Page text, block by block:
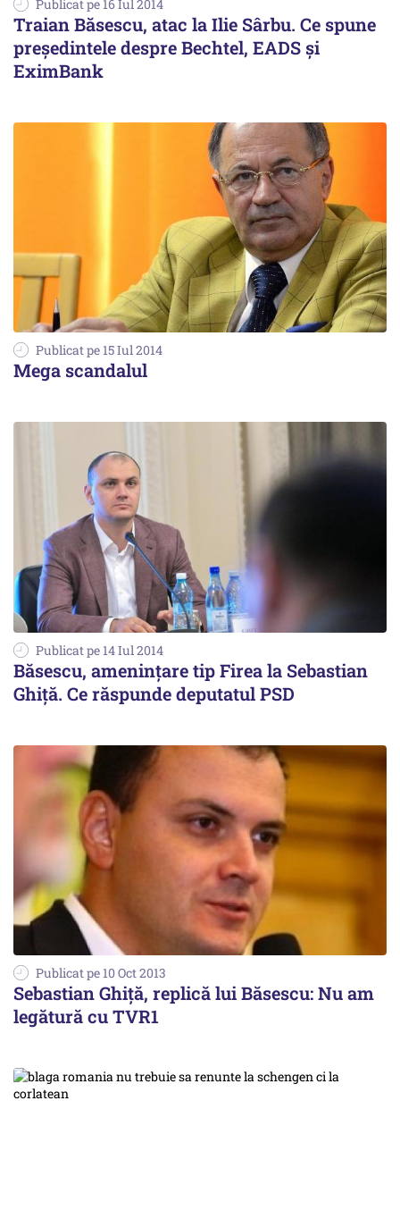
Publicat pe 16 Iul 2014
Traian Băsescu, atac la Ilie Sârbu. Ce spune
președintele despre Bechtel, EADS și
EximBank
Publicat pe 15 Iul 2014
Mega scandalul
Publicat pe 14 Iul 2014
Băsescu, amenințare tip Firea la Sebastian
Ghiță. Ce răspunde deputatul PSD
Publicat pe 10 Oct 2013
Sebastian Ghiţă, replică lui Băsescu: Nu am
legătură cu TVR1